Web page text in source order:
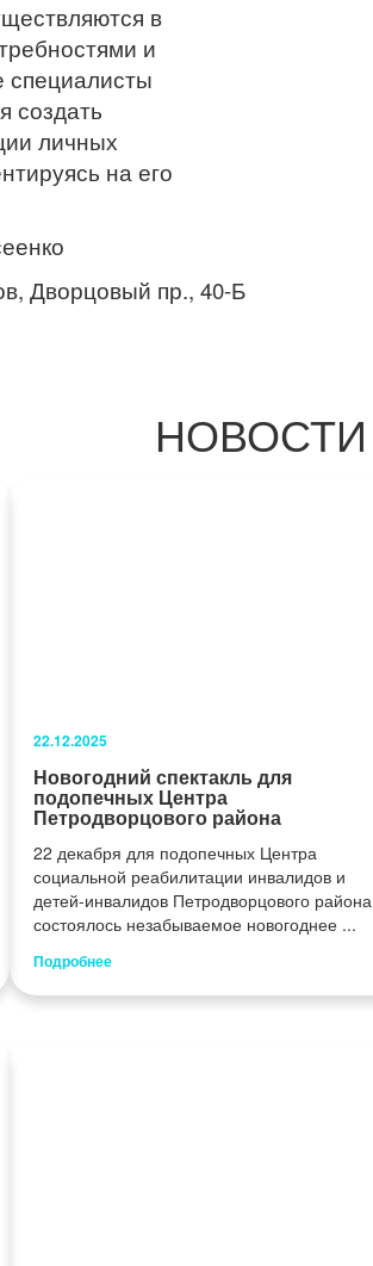
в
и
специалисты
создать
личных
на его
Дворцовый пр., 40-Б
НОВОСТИ
22.12.2025
Новогодний спектакль для
подопечных Центра
Петродворцового района
22 декабря для подопечных Центра
социальной реабилитации инвалидов и
детей-инвалидов Петродворцового района
состоялось незабываемое новогоднее ...
Подробнее